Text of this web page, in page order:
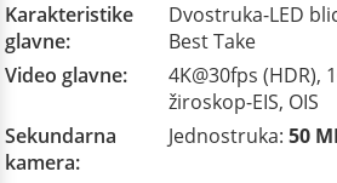
Karakteristike
glavne:
Dvostruka-LED
Best Take
Video glavne:
4K@30fps (HDR),
žiroskop-EIS, OIS
Sekundarna
kamera:
Jednostruka: 50